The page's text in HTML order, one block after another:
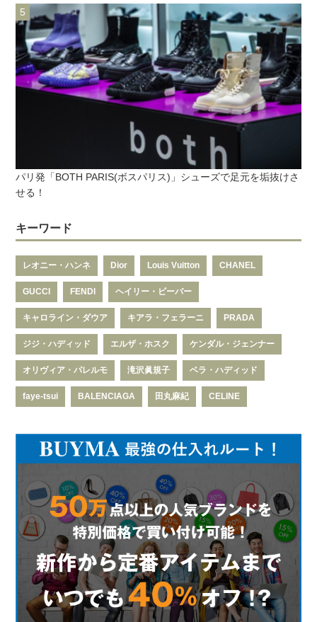
パリ発「BOTH PARIS(ボスパリス)」シューズで足元を垢抜けさ
せる！
キーワード
レオニー・ハンネ Dior Louis Vuitton CHANEL
GUCCI FENDI ヘイリー・ビーバー
キャロライン・ダウア キアラ・フェラーニ PRADA
ジジ・ハディッド エルザ・ホスク ケンダル・ジェンナー
オリヴィア・パレルモ 滝沢眞規子 ベラ・ハディッド
faye-tsui BALENCIAGA 田丸麻紀 CELINE